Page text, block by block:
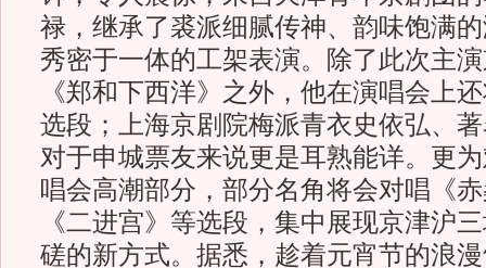
禄，继承了裘派细腻传神、韵味饱满
秀密于一体的工架表演。除了此次主
《郑和下西洋》之外，他在演唱会上
选段；上海京剧院梅派青衣史依弘、
对于申城票友来说更是耳熟能详。更
唱会高潮部分，部分名角将会对唱《
《二进宫》等选段，集中展现京津沪
磋的新方式。据悉，趁着元宵节的浪